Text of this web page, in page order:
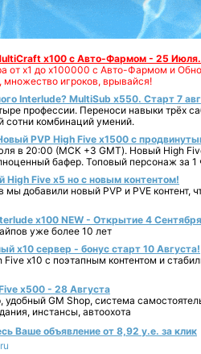
x100 с Авто-Фармом - 25
от х1 до х100000 с Авто-Фармом и
игроков, врывайся!
Interlude? MultiSub x550. Старт 7
профессии. Переноси навыки трёх
сотни комбинаций умений.
PVP High Five x1500 с
в 20:00 (МСК +3 GMT). Новый High
бафер. Топовый персонаж за 1
Five x5 но с новым контентом!
мы добавили новый PVP и PVE контент,
х100 NEW - Открытие 4
уже более 10 лет
х10 сервер - бонус старт 10 Августа!
x10 с поэтапным контентом и
x500 - 28 Августа
GM Shop, система
инстансы, автоохота
Ваше объявление от 8,92 у.е. за клик